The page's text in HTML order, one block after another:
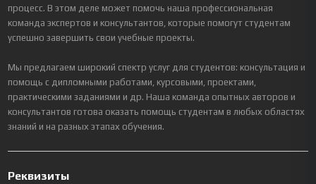
процесс. В этом деле может помочь наша профессиональная
команда экспертов и консультантов, которые помогут студентам
успешно завершить свои учебные проекты.
Мы предлагаем широкий спектр услуг для студентов: консультация и
помощь с дипломными работами, курсовыми, проектами,
практическими заданиями и др. Наша команда опытных авторов и
консультантов готова оказать помощь студентам в любых областях
знаний и на разных этапах обучения.
Реквизиты